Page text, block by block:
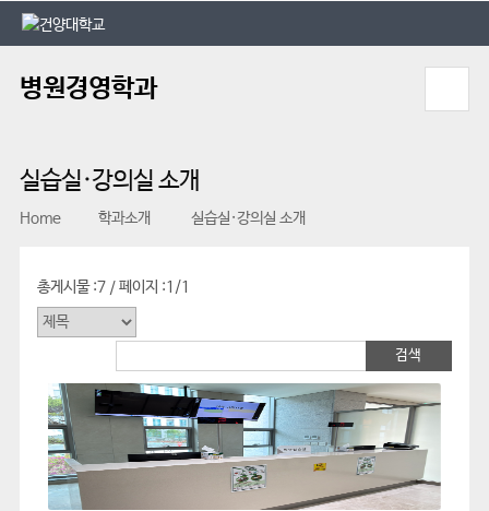
본문 바로가기
대메뉴 바로가기
병원경영학과
실습실·강의실 소개
Home 학과소개 실습실·강의실 소개
총게시물 :7 /페이지 :1/1